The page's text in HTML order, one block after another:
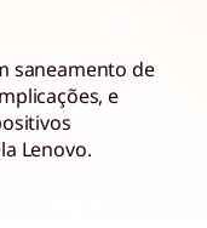
saneamento de
e
Lenovo.